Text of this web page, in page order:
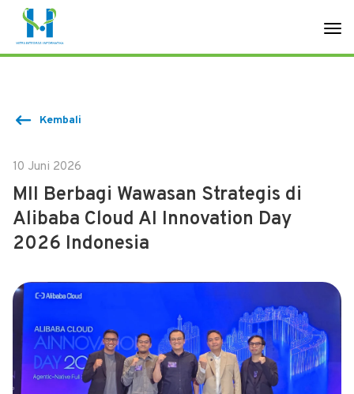
Kembali
10 Juni 2026
MII Berbagi Wawasan Strategis di
Alibaba Cloud AI Innovation Day
2026 Indonesia